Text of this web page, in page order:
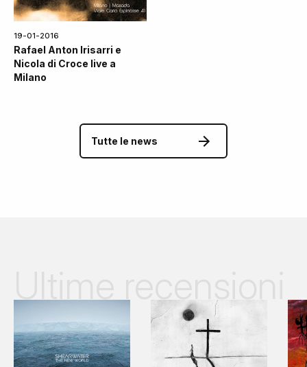
19-01-2016
Rafael Anton Irisarri e
Nicola di Croce live a
Milano
Tutte le news